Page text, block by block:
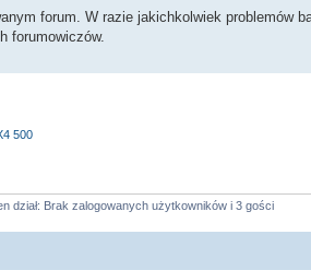
forum. W razie jakichkolwiek problemów
forumowiczów.
500
dział: Brak zalogowanych użytkowników i 3 gości